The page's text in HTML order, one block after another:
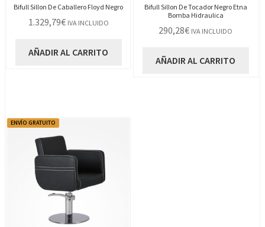
Bifull Sillon De Caballero Floyd Negro
1.329,79€ IVA INCLUIDO
AÑADIR AL CARRITO
Bifull Sillon De Tocador Negro Etna
Bomba Hidraulica
290,28€ IVA INCLUIDO
AÑADIR AL CARRITO
ENVÍO GRATUITO